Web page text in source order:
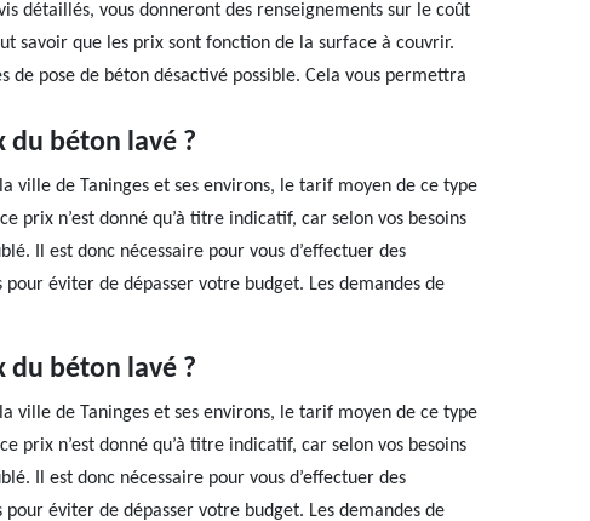
détaillés, vous donneront des renseignements sur le coût
savoir que les prix sont fonction de la surface à couvrir.
de pose de béton désactivé possible. Cela vous permettra
du béton lavé ?
ville de Taninges et ses environs, le tarif moyen de ce type
prix n’est donné qu’à titre indicatif, car selon vos besoins
Il est donc nécessaire pour vous d’effectuer des
éviter de dépasser votre budget. Les demandes de
du béton lavé ?
ville de Taninges et ses environs, le tarif moyen de ce type
prix n’est donné qu’à titre indicatif, car selon vos besoins
Il est donc nécessaire pour vous d’effectuer des
éviter de dépasser votre budget. Les demandes de